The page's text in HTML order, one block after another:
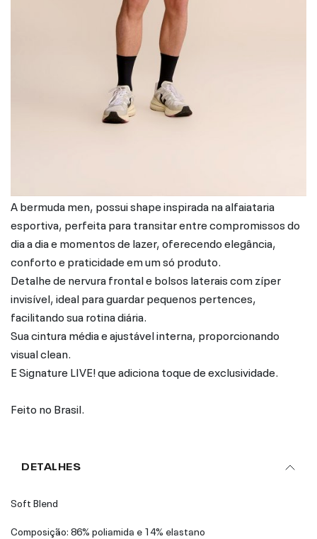
A bermuda men, possui shape inspirada na alfaiataria
esportiva, perfeita para transitar entre compromissos do
dia a dia e momentos de lazer, oferecendo elegância,
conforto e praticidade em um só produto.
Detalhe de nervura frontal e bolsos laterais com zíper
invisível, ideal para guardar pequenos pertences,
facilitando sua rotina diária.
Sua cintura média e ajustável interna, proporcionando
visual clean.
E Signature LIVE! que adiciona toque de exclusividade.
Feito no Brasil.
DETALHES
Soft Blend
Composição: 86% poliamida e 14% elastano